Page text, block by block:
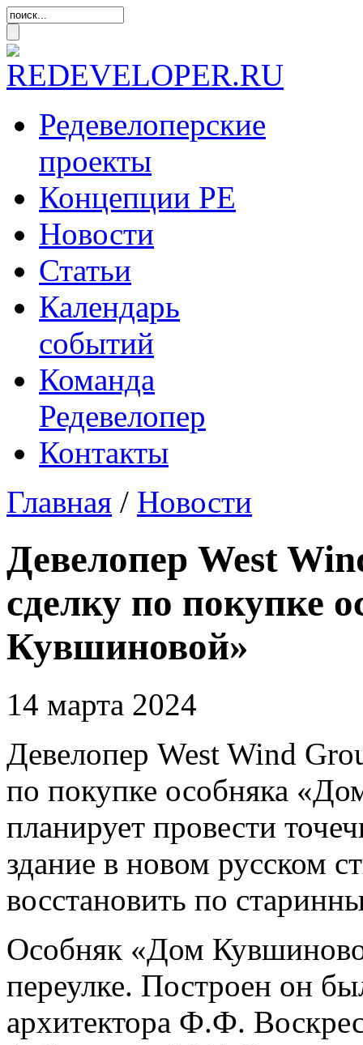
Редевелоперские
проекты
Концепции РЕ
Новости
Статьи
Календарь
событий
Команда
Редевелопер
Контакты
Главная / Новости
Девелопер West
сделку по покупке
Кувшиновой»
14 марта 2024
Девелопер West Wind
по покупке особняка
планирует провести
здание в новом русском
восстановить по
Особняк «Дом
переулке. Построен он
архитектора Ф.Ф.